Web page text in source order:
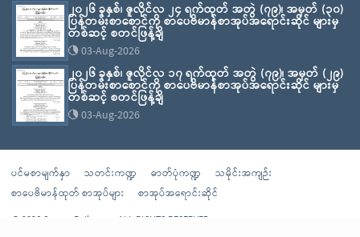
၂၀၂၆ ခုနှစ်၊ ဇူလိုင်လ ၂၄ ရက်ထုတ် အတွဲ (၇၉)၊ အမှတ် (၃၀)
ပြန်တမ်းစာစောင်ကို စာပေဗိမာန်စာအုပ်အရောင်းဆိုင် များမှ
တစ်ဆင့် စတင်ဖြန့်ချိ
03-Aug-2026
၂၀၂၆ ခုနှစ်၊ ဇူလိုင်လ ၁၇ ရက်ထုတ် အတွဲ (၇၉)၊ အမှတ် (၂၉)
ပြန်တမ်းစာစောင်ကို စာပေဗိမာန်စာအုပ်အရောင်းဆိုင် များမှ
တစ်ဆင့် စတင်ဖြန့်ချိ
03-Aug-2026
ပင်မစာမျက်နှာ သတင်းကဏ္ဍ ဓာတ်ပုံကဏ္ဍ
သမိုင်းအကျဉ်း
စာပေဗိမာန်ထုတ် စာအုပ်များ
စာအုပ်အရောင်းဆိုင်
© 2026 Sarpay Beikman - ALL RIGHTS RESERVED